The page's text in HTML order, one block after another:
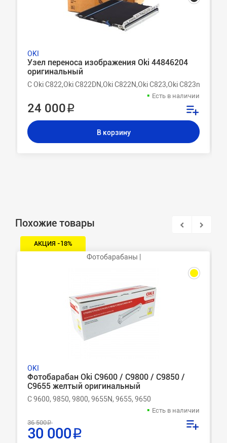
OKI
Узел переноса изображения Oki 44846204
оригинальный
C Oki C822,Oki C822DN,Oki C822N,Oki C823,Oki C823n,Oki
Есть в наличии
24 000 ₽
В корзину
Похожие товары
АКЦИЯ -18%
Фотобарабаны |
OKI
Фотобарабан Oki C9600 / C9800 / C9850 /
C9655 желтый оригинальный
C 9600, 9850, 9800, 9655N, 9655, 9650
Есть в наличии
36 500 ₽
30 000 ₽